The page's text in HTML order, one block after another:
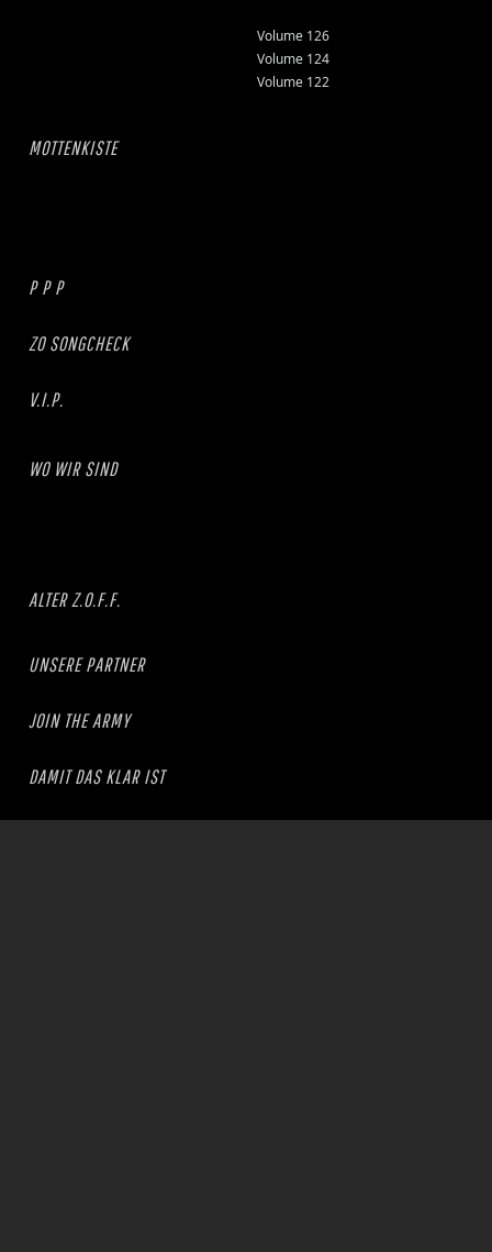
Volume 126
Volume 124
Volume 122
MOTTENKISTE
P P P
ZO SONGCHECK
V.I.P.
WO WIR SIND
ALTER Z.O.F.F.
UNSERE PARTNER
JOIN THE ARMY
DAMIT DAS KLAR IST